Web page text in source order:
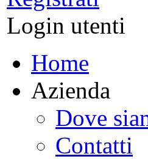
Login utenti
Home
Azienda
Dove
Contatti